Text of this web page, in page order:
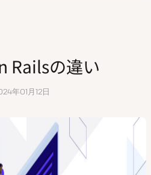
Railsの違い
年01月12日